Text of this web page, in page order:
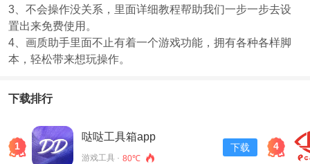
3、不会操作没关系，里面详细教程帮助我们一步一步去设
置出来免费使用。
4、画质助手里面不止有着一个游戏功能，拥有各种各样脚
本，轻松带来想玩操作。
下载排行
1
哒哒工具箱app
游戏工具 · 80℃
下载 4